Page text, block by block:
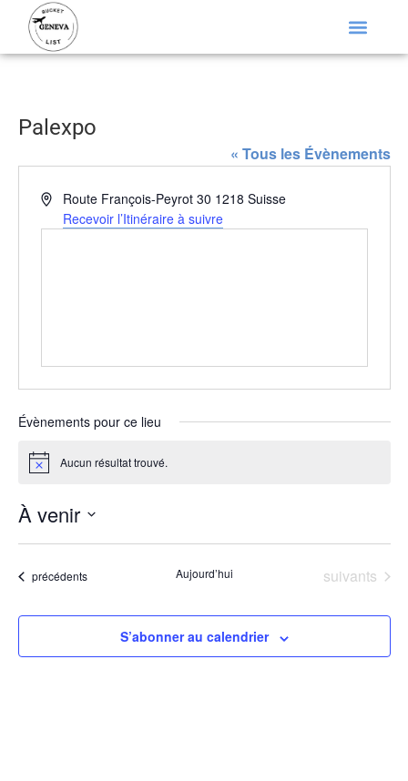
Palexpo
« Tous les Évènements
AdresseRoute François-Peyrot 30 1218 Suisse
Recevoir l’Itinéraire à suivre
Évènements pour ce lieu
Notice Aucun résultat trouvé.
À venir
une
Évènements
précédents Aujourd’hui Évènements
suivants
S’abonner au calendrier